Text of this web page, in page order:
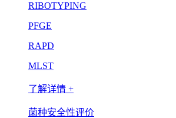
RIBOTYPING
PFGE
RAPD
MLST
了解详情 +
菌种安全性评价